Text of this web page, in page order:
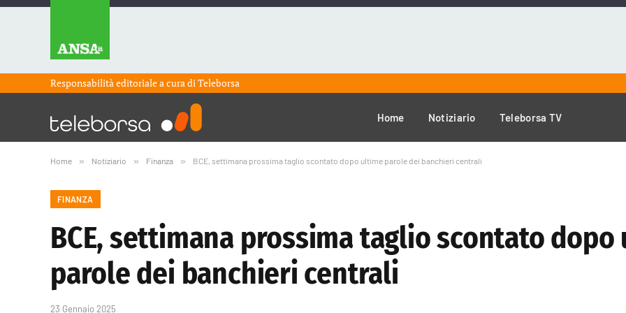
Responsabilità editoriale a cura diTeleborsa
Home Notiziario Teleborsa TV
Home » Notiziario » Finanza » BCE, settimana prossima taglio scontato dopo ultime parole dei banchieri centrali
FINANZA
BCE, settimana prossima taglio scontato
parole dei banchieri centrali
23 Gennaio 2025